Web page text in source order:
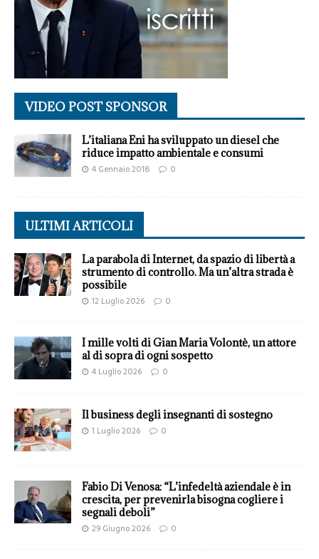
VIDEO POST SPONSOR
L’italiana Eni ha sviluppato un diesel che
riduce impatto ambientale e consumi
4 Gennaio 2018 0
ULTIMI ARTICOLI
La parabola di Internet, da spazio di libertà a
strumento di controllo. Ma un’altra strada è
possibile
12 Luglio 2026 0
I mille volti di Gian Maria Volontè, un attore
al di sopra di ogni sospetto
4 Luglio 2026 0
Il business degli insegnanti di sostegno
1 Luglio 2026 0
Fabio Di Venosa: “L’infedeltà aziendale è in
crescita, per prevenirla bisogna cogliere i
segnali deboli”
29 Giugno 2026 0